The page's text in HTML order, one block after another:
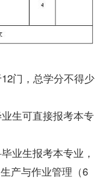
门，总学分不得少
生可直接报考本专
生报考本专业，
生产与作业管理 （6